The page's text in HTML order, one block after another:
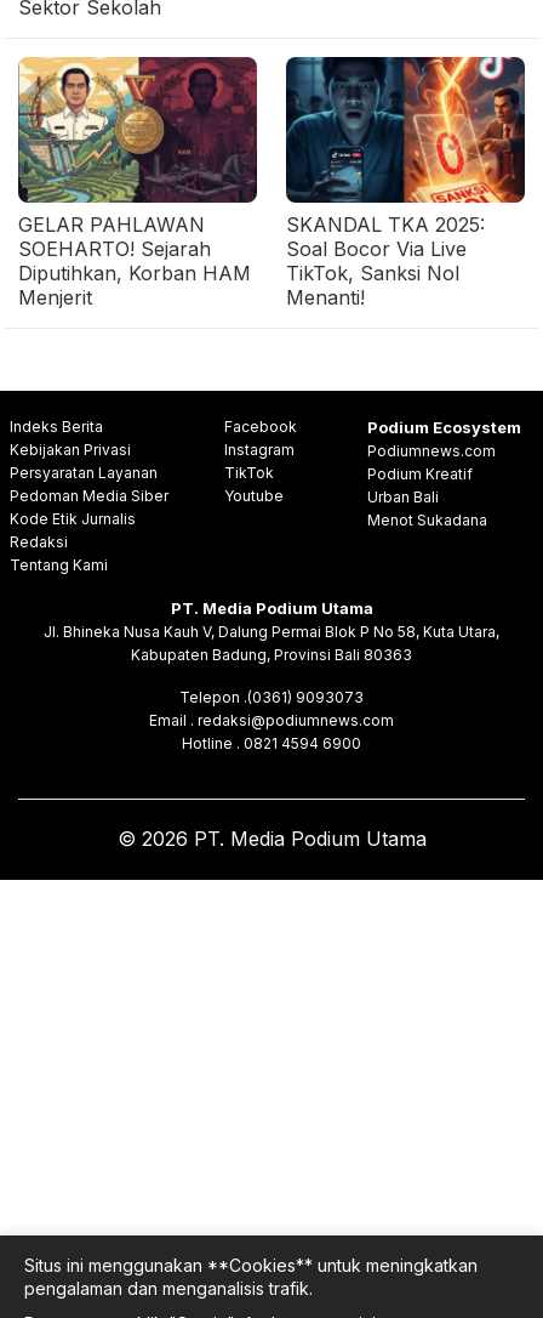
Sektor Sekolah
GELAR PAHLAWAN
SOEHARTO! Sejarah
Diputihkan, Korban HAM
Menjerit
SKANDAL TKA 2025:
Soal Bocor Via Live
TikTok, Sanksi Nol
Menanti!
Indeks Berita
Kebijakan Privasi
Persyaratan Layanan
Pedoman Media Siber
Kode Etik Jurnalis
Redaksi
Tentang Kami
Facebook
Instagram
TikTok
Youtube
Podium Ecosystem
Podiumnews.com
Podium Kreatif
Urban Bali
Menot Sukadana
PT. Media Podium Utama
Jl. Bhineka Nusa Kauh V, Dalung Permai Blok P No 58, Kuta Utara,
Kabupaten Badung, Provinsi Bali 80363
Telepon .(0361) 9093073
Email . redaksi@podiumnews.com
Hotline . 0821 4594 6900
© 2026 PT. Media Podium Utama
Situs ini menggunakan **Cookies** untuk meningkatkan
pengalaman dan menganalisis trafik.